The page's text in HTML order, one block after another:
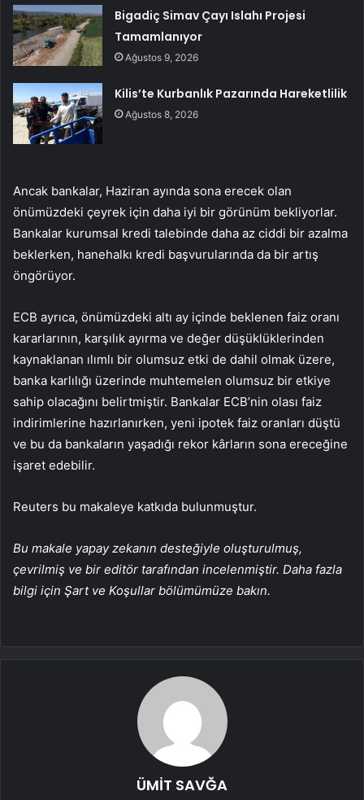
Bigadiç Simav Çayı Islahı Projesi
Tamamlanıyor
Ağustos 9, 2026
Kilis’te Kurbanlık Pazarında Hareketlilik
Ağustos 8, 2026
Ancak bankalar, Haziran ayında sona erecek olan
önümüzdeki çeyrek için daha iyi bir görünüm bekliyorlar.
Bankalar kurumsal kredi talebinde daha az ciddi bir azalma
beklerken, hanehalkı kredi başvurularında da bir artış
öngörüyor.
ECB ayrıca, önümüzdeki altı ay içinde beklenen faiz oranı
kararlarının, karşılık ayırma ve değer düşüklüklerinden
kaynaklanan ılımlı bir olumsuz etki de dahil olmak üzere,
banka karlılığı üzerinde muhtemelen olumsuz bir etkiye
sahip olacağını belirtmiştir. Bankalar ECB’nin olası faiz
indirimlerine hazırlanırken, yeni ipotek faiz oranları düştü
ve bu da bankaların yaşadığı rekor kârların sona ereceğine
işaret edebilir.
Reuters bu makaleye katkıda bulunmuştur.
Bu makale yapay zekanın desteğiyle oluşturulmuş,
çevrilmiş ve bir editör tarafından incelenmiştir. Daha fazla
bilgi için Şart ve Koşullar bölümümüze bakın.
ÜMİT SAVĞA